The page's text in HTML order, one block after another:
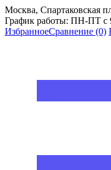
Москва, Спартаковская
График работы: ПН-ПТ с
ИзбранноеСравнение (0)